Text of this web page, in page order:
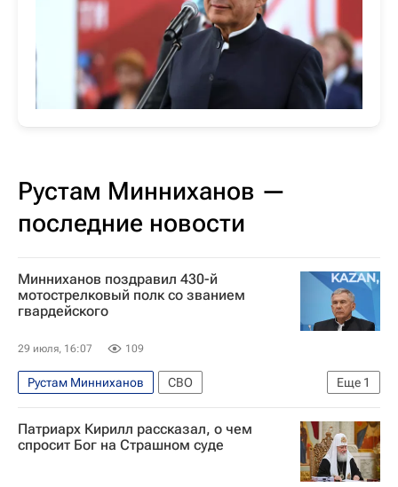
Рустам Минниханов —
последние новости
Минниханов поздравил 430-й
мотострелковый полк со званием
гвардейского
29 июля, 16:07 109
Еще 1
Рустам Минниханов
СВО
Республика Татарстан
Патриарх Кирилл рассказал, о чем
спросит Бог на Страшном суде